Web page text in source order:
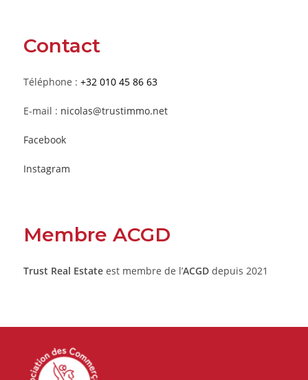
Contact
Téléphone : +32 010 45 86 63
E-mail : nicolas@trustimmo.net
Facebook
Instagram
Membre ACGD
Trust Real Estateest membre de l’ACGDdepuis 2021